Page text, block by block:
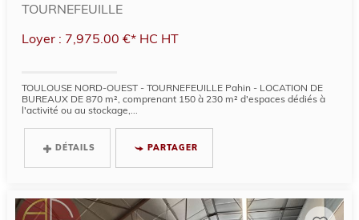
TOURNEFEUILLE
Loyer : 7,975.00 €* HC HT
TOULOUSE NORD-OUEST - TOURNEFEUILLE Pahin - LOCATION DE
BUREAUX DE 870 m², comprenant 150 à 230 m² d'espaces dédiés à
l'activité ou au stockage,...
DÉTAILS PARTAGER